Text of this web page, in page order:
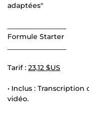
adaptées"
Formule Starter
Tarif : 23,12 $US
• Inclus :
vidéo.